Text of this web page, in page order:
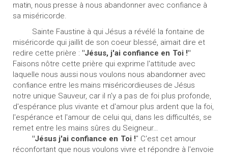
matin, nous presse à nous abandonner avec confiance à
sa miséricorde.
Sainte Faustine à qui Jésus a révélé la fontaine de
miséricorde qui jaillit de son coeur blessé, aimait dire et
redire cette prière : "Jésus, j'ai confiance en Toi !"
Faisons nôtre cette prière qui exprime l'attitude avec
laquelle nous aussi nousvoulons nous abandonner avec
confiance entre les mains miséricordieuses de Jésus
notre unique Sauveur, car il n'y a pas de foi plus profonde,
d'espérance plus vivante et d'amour plus ardent que la foi,
l'espérance et l'amour de celui qui, dans les difficultés, se
remet entre les mains sûres du Seigneur…
"Jésus j'ai confiance en Toi !" C'est cet amour
réconfortant que nous voulons vivre et répondre à l'envoie